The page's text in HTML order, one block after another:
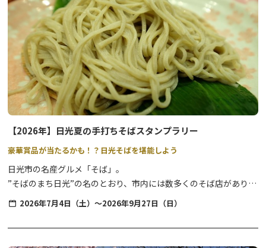
【”今市（いまいち）”の名前の由来と『食』について】
日光市にある今市エリアは、四街道が交わることで人と同時に、
『食』や『物』が集まった場所です。
そんな当エリアでは、毎週のように「朝市」や「六斎市」と呼ばれ
る「市＝いち」が盛んに開催されていたことから、「今市」という
地名が名付けられたといわれています。
【2026年】日光夏の手打ちそばスタンプラリー
豪華賞品が当たるかも！？日光そばを堪能しよう
日光市の名産グルメ「そば」。
”そばのまち日光”の名のとおり、市内には数多くのそば店があり、
１年を通して季節ごとの味をお楽しみいただけます。
催中です。
2026年7月4日（土）～2026年9月27日（日）